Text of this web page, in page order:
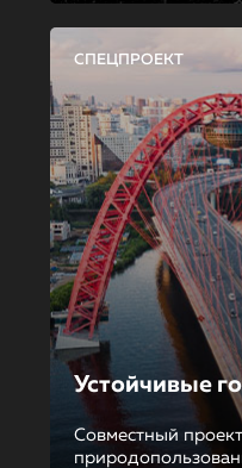
СПЕЦПРОЕКТ
Устойчивые
Совместный